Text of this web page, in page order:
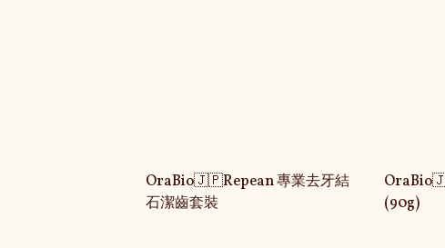
OraBio🇯🇵Repean 專業去牙結
石潔齒套裝
(90g)